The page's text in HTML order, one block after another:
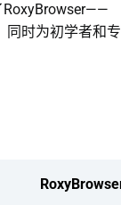
RoxyBrowser——
同时为初学者和专